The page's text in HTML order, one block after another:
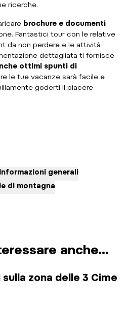
ricerche.
brochure e documenti
Fantastici tour con le relative
da non perdere e le attività
dettagliata ti fornisce
ottimi spunti di
le tue vacanze sarà facile e
goderti il piacere
Informazioni generali
di montagna
anche...
zona delle 3 Cime